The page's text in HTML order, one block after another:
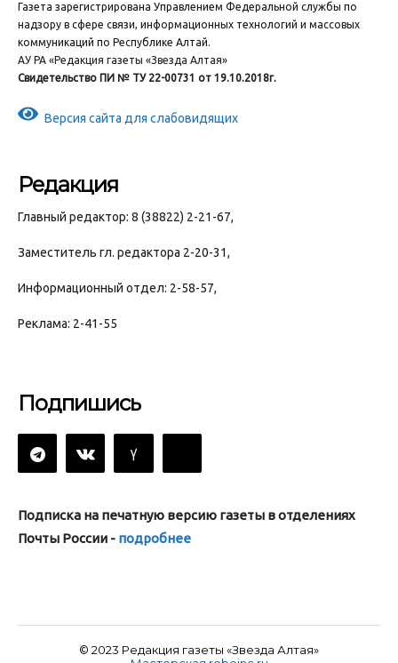
Газета зарегистрирована Управлением Федеральной службы по
надзору в сфере связи, информационных технологий и массовых
коммуникаций по Республике Алтай.
АУ РА «Редакция газеты «Звезда Алтая»
Свидетельство ПИ № ТУ 22-00731 от 19.10.2018г.
Версия сайта для слабовидящих
Редакция
Главный редактор: 8 (38822) 2-21-67,
Заместитель гл. редактора 2-20-31,
Информационный отдел: 2-58-57,
Реклама: 2-41-55
Подпишись
Подписка на печатную версию газеты в отделениях
Почты России - подробнее
© 2023 Редакция газеты «Звезда Алтая»